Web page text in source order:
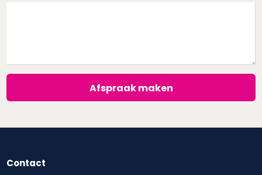
Afspraak maken
Contact